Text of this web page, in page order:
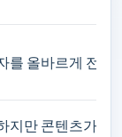
를 올바르게 전달
지만 콘텐츠가 더